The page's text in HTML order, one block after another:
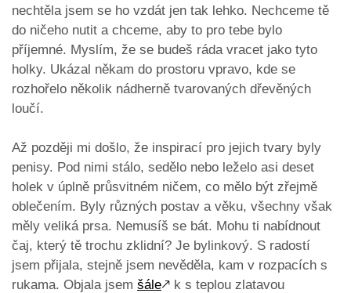
nechtěla jsem se ho vzdát jen tak lehko. Nechceme tě
do ničeho nutit a chceme, aby to pro tebe bylo
příjemné. Myslím, že se budeš ráda vracet jako tyto
holky. Ukázal někam do prostoru vpravo, kde se
rozhořelo několik nádherně tvarovaných dřevěných
loučí.
Až později mi došlo, že inspirací pro jejich tvary byly
penisy. Pod nimi stálo, sedělo nebo leželo asi deset
holek v úplně průsvitném ničem, co mělo být zřejmě
oblečením. Byly různých postav a věku, všechny však
měly veliká prsa. Nemusíš se bát. Mohu ti nabídnout
čaj, který tě trochu zklidní? Je bylinkový. S radostí
jsem přijala, stejně jsem nevěděla, kam v rozpacích s
rukama. Objala jsem šále🡕 k s teplou zlatavou